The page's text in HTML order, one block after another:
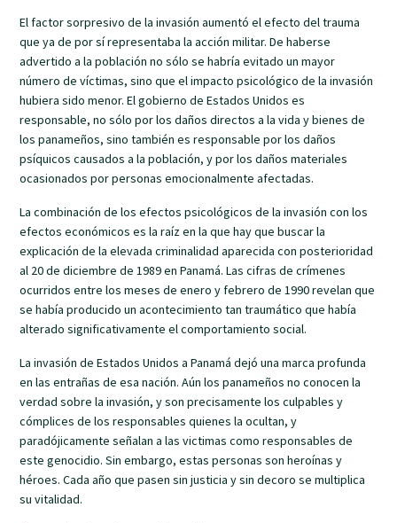
El factor sorpresivo de la invasión aumentó el efecto del trauma
que ya de por sí representaba la acción militar. De haberse
advertido a la población no sólo se habría evitado un mayor
número de víctimas, sino que el impacto psicológico de la invasión
hubiera sido menor. El gobierno de Estados Unidos es
responsable, no sólo por los daños directos a la vida y bienes de
los panameños, sino también es responsable por los daños
psíquicos causados a la población, y por los daños materiales
ocasionados por personas emocionalmente afectadas.
La combinación de los efectos psicológicos de la invasión con los
efectos económicos es la raíz en la que hay que buscar la
explicación de la elevada criminalidad aparecida con posterioridad
al 20 de diciembre de 1989 en Panamá. Las cifras de crímenes
ocurridos entre los meses de enero y febrero de 1990 revelan que
se había producido un acontecimiento tan traumático que había
alterado significativamente el comportamiento social.
La invasión de Estados Unidos a Panamá dejó una marca profunda
en las entrañas de esa nación. Aún los panameños no conocen la
verdad sobre la invasión, y son precisamente los culpables y
cómplices de los responsables quienes la ocultan, y
paradójicamente señalan a las victimas como responsables de
este genocidio. Sin embargo, estas personas son heroínas y
héroes. Cada año que pasen sin justicia y sin decoro se multiplica
su vitalidad.